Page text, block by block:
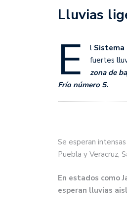
Lluvias
E l Sistema
fuertes
zona de
Frío número 5.
Se esperan
Puebla y Veracruz,
En estados como
esperan lluvias